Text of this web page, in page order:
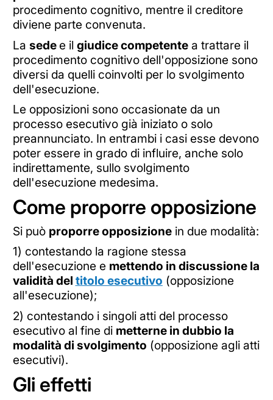
procedimento cognitivo, mentre il creditore
diviene parte convenuta.
La sede e il giudice competentea trattare il
procedimento cognitivo dell'opposizione sono
diversi da quelli coinvolti per lo svolgimento
dell'esecuzione.
Le opposizioni sono occasionate da un
processo esecutivo già iniziato o solo
preannunciato. In entrambi i casi esse devono
poter essere in grado di influire, anche solo
indirettamente, sullo svolgimento
dell'esecuzione medesima.
Come proporre opposizione
Si può proporre opposizionein due modalità:
1) contestando la ragione stessa
dell'esecuzione e mettendo in discussione la
validità del titolo esecutivo (opposizione
all'esecuzione);
2) contestando i singoli atti del processo
esecutivo al fine di metterne in dubbio la
modalità di svolgimento (opposizione agli atti
esecutivi).
Gli effetti